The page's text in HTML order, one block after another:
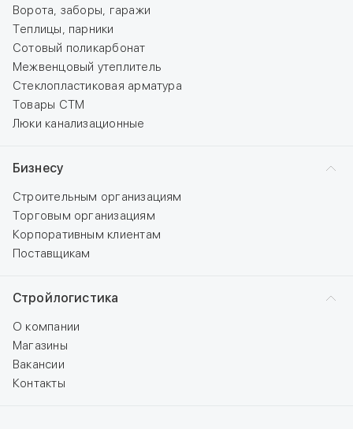
Ворота, заборы, гаражи
Теплицы, парники
Сотовый поликарбонат
Межвенцовый утеплитель
Стеклопластиковая арматура
Товары СТМ
Люки канализационные
Бизнесу
Строительным организациям
Торговым организациям
Корпоративным клиентам
Поставщикам
Стройлогистика
О компании
Магазины
Вакансии
Контакты